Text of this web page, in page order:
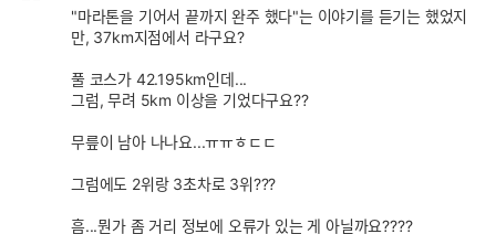
"마라톤을 기어서 끝까지 완주 했다"는 이야기를 듣기는 했었지
만, 37km지점에서 라구요?
풀 코스가 42.195km인데...
그럼, 무려 5km 이상을 기었다구요??
무릎이 남아 나나요...ㅠㅠㅎㄷㄷ
그럼에도 2위랑 3초차로 3위???
흠...뭔가 좀 거리 정보에 오류가 있는 게 아닐까요????